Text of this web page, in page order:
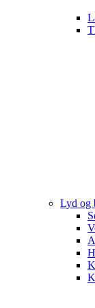
Lyd og